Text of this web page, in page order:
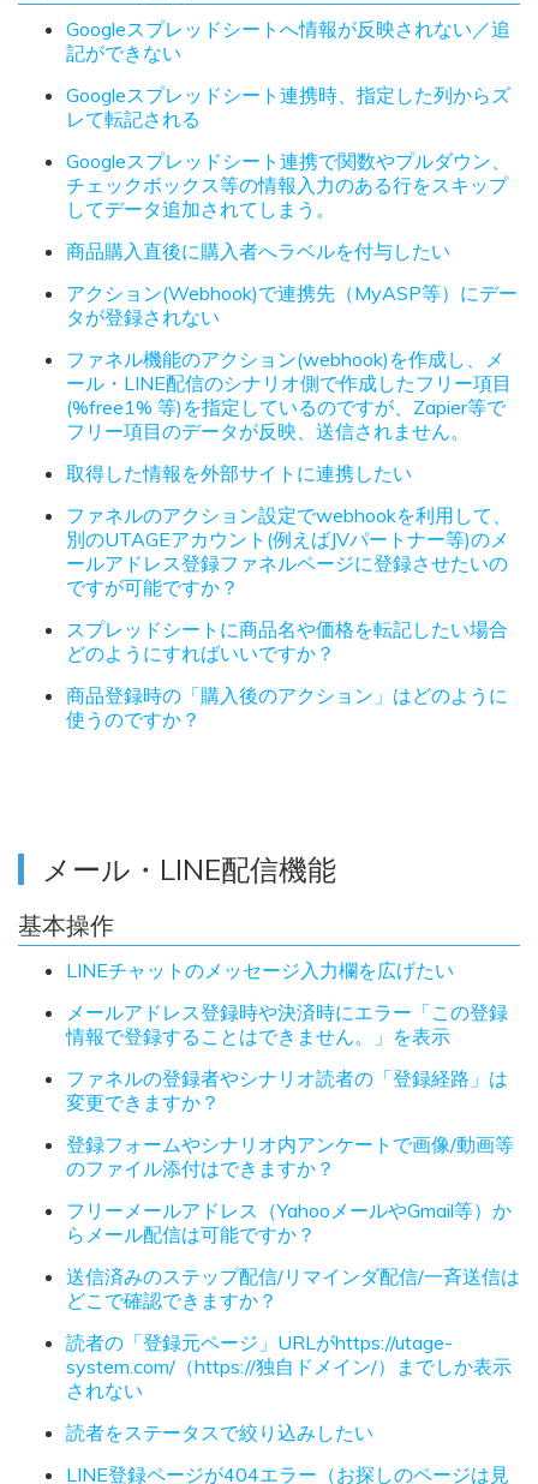
Googleスプレッドシートへ情報が反映されない／追
記ができない
Googleスプレッドシート連携時、指定した列からズ
レて転記される
Googleスプレッドシート連携で関数やプルダウン、
チェックボックス等の情報入力のある行をスキップ
してデータ追加されてしまう。
商品購入直後に購入者へラベルを付与したい
アクション(Webhook)で連携先（MyASP等）にデー
タが登録されない
ファネル機能のアクション(webhook)を作成し、メ
ール・LINE配信のシナリオ側で作成したフリー項目
(%free1% 等)を指定しているのですが、Zapier等で
フリー項目のデータが反映、送信されません。
取得した情報を外部サイトに連携したい
ファネルのアクション設定でwebhookを利用して、
別のUTAGEアカウント(例えばJVパートナー等)のメ
ールアドレス登録ファネルページに登録させたいの
ですが可能ですか？
スプレッドシートに商品名や価格を転記したい場合
どのようにすればいいですか？
商品登録時の「購入後のアクション」はどのように
使うのですか？
メール・LINE配信機能
基本操作
LINEチャットのメッセージ入力欄を広げたい
メールアドレス登録時や決済時にエラー「この登録
情報で登録することはできません。」を表示
ファネルの登録者やシナリオ読者の「登録経路」は
変更できますか？
登録フォームやシナリオ内アンケートで画像/動画等
のファイル添付はできますか？
フリーメールアドレス（YahooメールやGmail等）か
らメール配信は可能ですか？
送信済みのステップ配信/リマインダ配信/一斉送信は
どこで確認できますか？
読者の「登録元ページ」URLがhttps://utage-
system.com/（https://独自ドメイン/）までしか表示
されない
読者をステータスで絞り込みしたい
LINE登録ページが404エラー（お探しのページは見